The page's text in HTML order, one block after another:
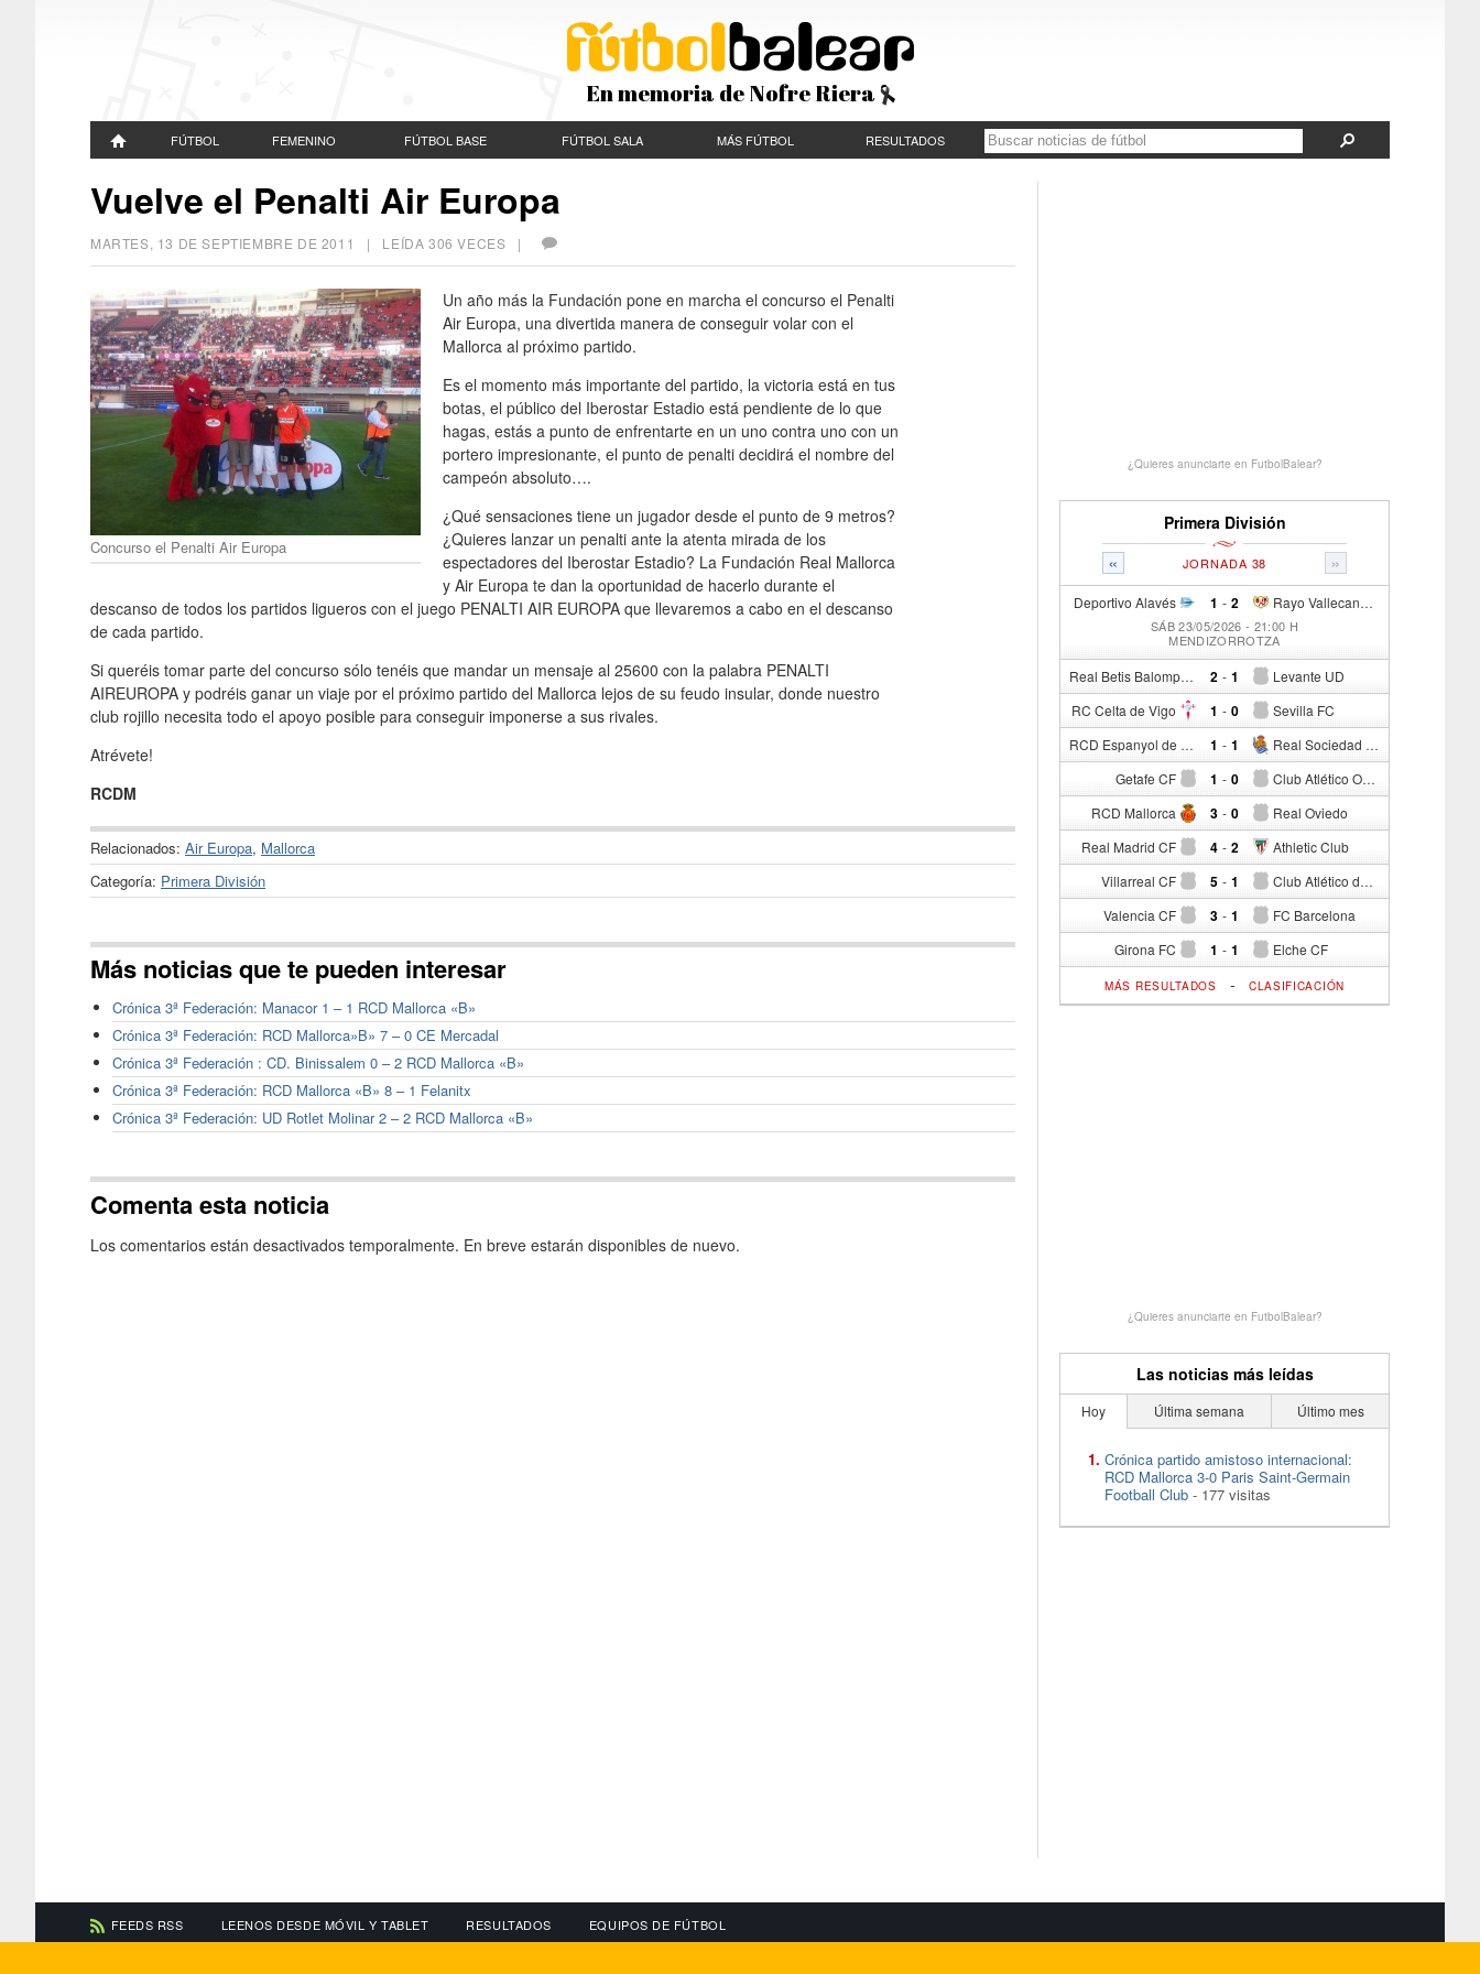
En memoria de Nofre Riera
FÚTBOL FEMENINO FÚTBOL BASE FÚTBOL SALA MÁS FÚTBOL RESULTADOS
Vuelve el Penalti Air Europa
MARTES, 13 DE SEPTIEMBRE DE 2011 | LEÍDA 306 VECES |
Concurso el Penalti Air Europa
Un año más la Fundación pone en marcha el concurso el Penalti
Air Europa, una divertida manera de conseguir volar con el
Mallorca al próximo partido.
Es el momento más importante del partido, la victoria está en tus
botas, el público del Iberostar Estadio está pendiente de lo que
hagas, estás a punto de enfrentarte en un uno contra uno con un
portero impresionante, el punto de penalti decidirá el nombre del
campeón absoluto….
¿Qué sensaciones tiene un jugador desde el punto de 9 metros?
¿Quieres lanzar un penalti ante la atenta mirada de los
espectadores del Iberostar Estadio? La Fundación Real Mallorca
y Air Europa te dan la oportunidad de hacerlo durante el
descanso de todos los partidos ligueros con el juego PENALTI AIR EUROPA que llevaremos a cabo en el descanso
de cada partido.
Si queréis tomar parte del concurso sólo tenéis que mandar un mensaje al 25600 con la palabra PENALTI
AIREUROPA y podréis ganar un viaje por el próximo partido del Mallorca lejos de su feudo insular, donde nuestro
club rojillo necesita todo el apoyo posible para conseguir imponerse a sus rivales.
Atrévete!
RCDM
Relacionados: Air Europa, Mallorca
Categoría: Primera División
Más noticias que te pueden interesar
Crónica 3ª Federación: Manacor 1 – 1 RCD Mallorca «B»
Crónica 3ª Federación: RCD Mallorca»B» 7 – 0 CE Mercadal
Crónica 3ª Federación : CD. Binissalem 0 – 2 RCD Mallorca «B»
Crónica 3ª Federación: RCD Mallorca «B» 8 – 1 Felanitx
Crónica 3ª Federación: UD Rotlet Molinar 2 – 2 RCD Mallorca «B»
Comenta esta noticia
Los comentarios están desactivados temporalmente. En breve estarán disponibles de nuevo.
¿Quieres anunciarte en FutbolBalear?
Primera División
« »
JORNADA 38
Deportivo Alavés 1 - Rayo Vallecano de Madrid
2
SÁB 23/05/2026 - 21:00 H
MENDIZORROTZA
Real Betis Balompié 2 - Levante UD
1
RC Celta de Vigo 1 - Sevilla FC
0
RCD Espanyol de Barcelona 1 - Real Sociedad de Fútbol
1
Getafe CF 1 - Club Atlético Osasuna
0
RCD Mallorca 3 - Real Oviedo
0
Real Madrid CF 4 - Athletic Club
2
Villarreal CF 5 - Club Atlético de Madrid
1
Valencia CF 3 - FC Barcelona
1
Girona FC 1 - Elche CF
1
MÁS RESULTADOS - CLASIFICACIÓN
¿Quieres anunciarte en FutbolBalear?
Las noticias más leídas
Hoy Última semana Último mes
Crónica partido amistoso internacional:
RCD Mallorca 3-0 Paris Saint-Germain
Football Club - 177 visitas
FEEDS RSS LEENOS DESDE MÓVIL Y TABLET RESULTADOS EQUIPOS DE FÚTBOL